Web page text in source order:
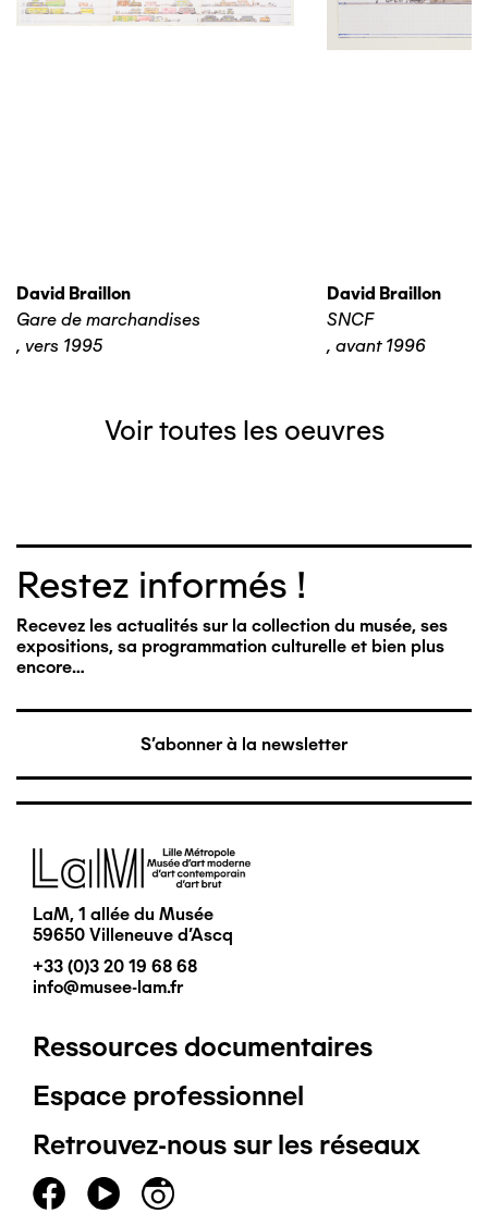
David Braillon
Gare de marchandises
, vers 1995
David Braillon
SNCF
, avant 1996
Voir toutes les oeuvres
Restez informés !
Recevez les actualités sur la collection du musée, ses
expositions, sa programmation culturelle et bien plus
encore…
S'abonner à la newsletter
Image
LaM, 1 allée du Musée
59650 Villeneuve d'Ascq
+33 (0)3 20 19 68 68
info@musee-lam.fr
Pied
de
page
Ressources documentaires
Espace professionnel
Retrouvez-nous sur les réseaux